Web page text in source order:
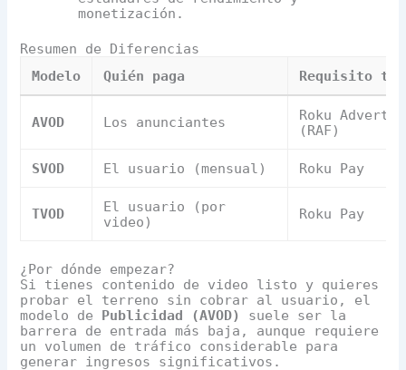
monetización.
Resumen de Diferencias
Modelo
Quién paga Requisito
AVOD Los anunciantes
Roku
(RAF)
SVOD El usuario (mensual) Roku Pay
TVOD
El usuario (por
video)
Roku Pay
¿Por dónde empezar?
Si tienes contenido de video listo y quieres
probar el terreno sin cobrar al usuario, el
modelo de Publicidad (AVOD)
suele ser la
barrera de entrada más baja, aunque requiere
un volumen de tráfico considerable para
generar ingresos significativos.